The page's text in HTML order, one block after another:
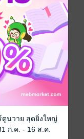
ตูนวาย สุดยิ่งใหญ่
ก.ค. - 16 ส.ค.